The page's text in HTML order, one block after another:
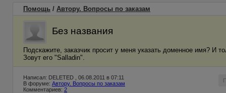
Помощь / Автору. Вопросы по заказам
Без названия
Подскажите, заказчик просит у меня указать доменное имя? И
Зовут его "Salladin".
Написал: DELETED , 06.08.2011 в 07:11
В форуме: Автору. Вопросы по заказам
Комментариев: 2